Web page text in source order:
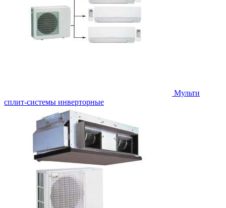
Мульти
сплит-системы инверторные